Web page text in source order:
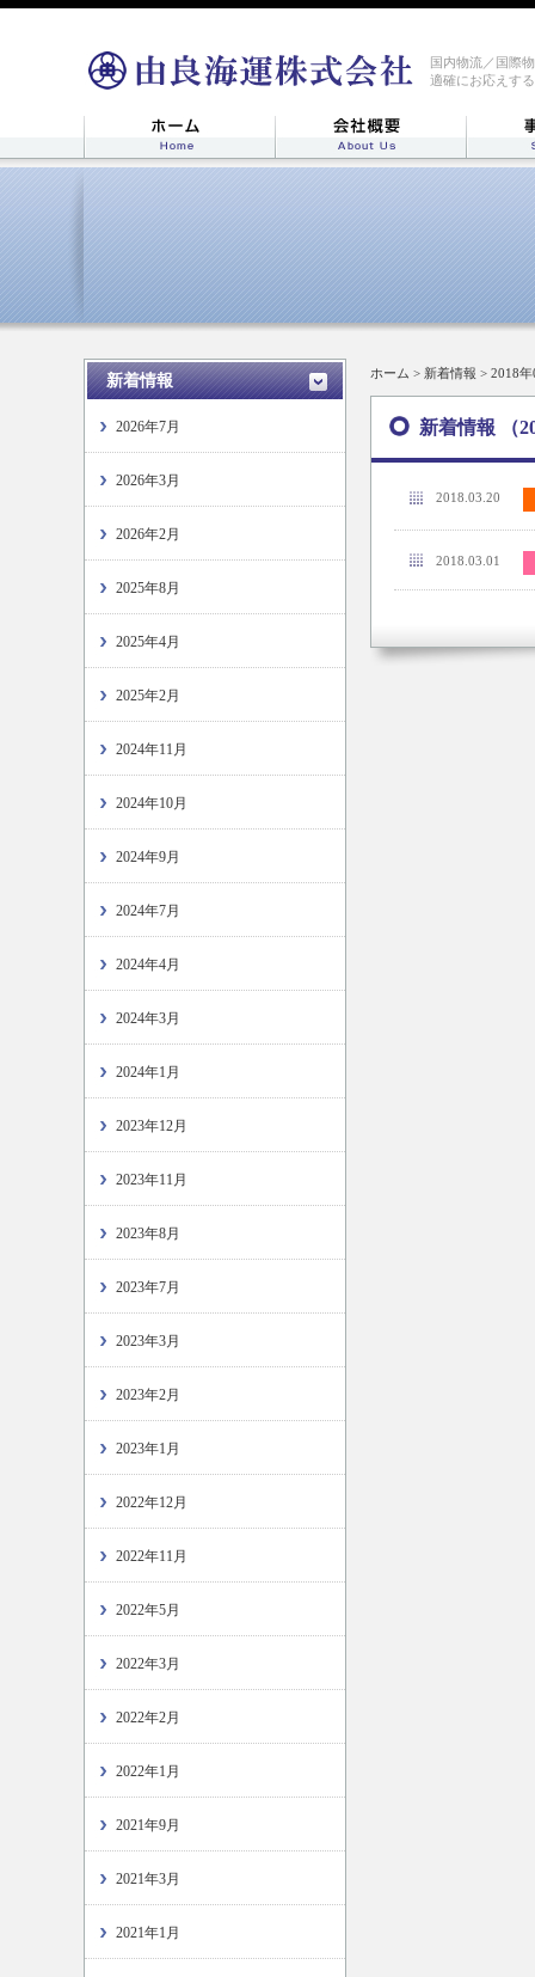
国内物流／国際
適確にお応えす
ホーム > 新着情報 > 2018
新着情報 （
2018.03.20
2018.03.01
新着情報
2026年7月
2026年3月
2026年2月
2025年8月
2025年4月
2025年2月
2024年11月
2024年10月
2024年9月
2024年7月
2024年4月
2024年3月
2024年1月
2023年12月
2023年11月
2023年8月
2023年7月
2023年3月
2023年2月
2023年1月
2022年12月
2022年11月
2022年5月
2022年3月
2022年2月
2022年1月
2021年9月
2021年3月
2021年1月